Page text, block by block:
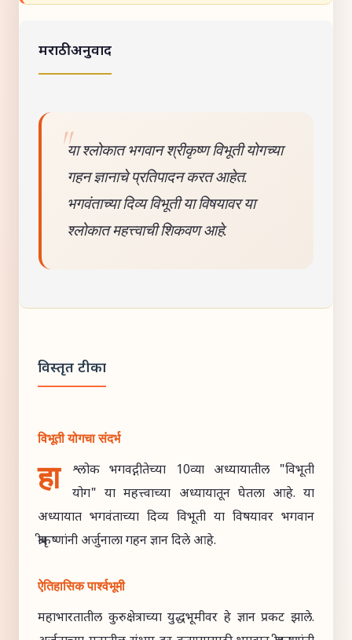
मराठी अनुवाद
या श्लोकात भगवान श्रीकृष्ण विभूती योगच्या
गहन ज्ञानाचे प्रतिपादन करत आहेत.
भगवंताच्या दिव्य विभूती या विषयावर या
श्लोकात महत्त्वाची शिकवण आहे.
विस्तृत टीका
विभूती योगचा संदर्भ
हा
श्लोक भगवद्गीतेच्या 10व्या अध्यायातील "विभूती
योग" या महत्त्वाच्या अध्यायातून घेतला आहे. या
अध्यायात भगवंताच्या दिव्य विभूती या विषयावर भगवान
श्रीकृष्णांनी अर्जुनाला गहन ज्ञान दिले आहे.
ऐतिहासिक पार्श्वभूमी
महाभारतातील कुरुक्षेत्राच्या युद्धभूमीवर हे ज्ञान प्रकट झाले.